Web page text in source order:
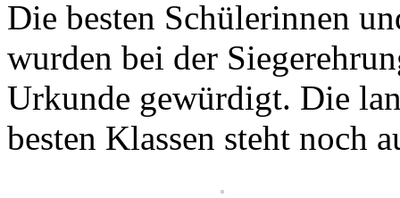
Die besten Schülerinnen
wurden bei der
Urkunde gewürdigt. Die
besten Klassen steht noch